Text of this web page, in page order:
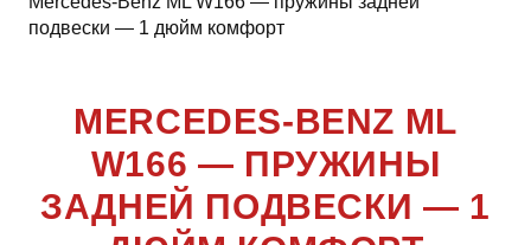
подвески — 1 дюйм комфорт
MERCEDES-BENZ ML
W166 — ПРУЖИНЫ
ЗАДНЕЙ ПОДВЕСКИ — 1